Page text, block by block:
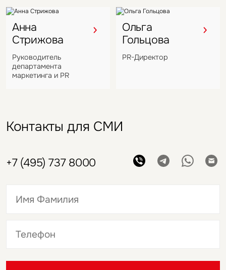
Анна
Стрижова
Руководитель
департамента
маркетинга и PR
Ольга
Гольцова
PR-Директор
Контакты для СМИ
+7 (495) 737 8000